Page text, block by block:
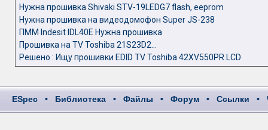
Нужна прошивка Shivaki STV-19LEDG7 flash, eeprom
Нужна прошивка на видеодомофон Super JS-238
ПММ Indesit IDL40E Нужна прошивка
Прошивка на TV Toshiba 21S23D2...
Решено : Ищу прошивки EDID TV Toshiba 42XV550PR LCD
ESpec • Библиотека • Файлы • Форум • Ссылки •